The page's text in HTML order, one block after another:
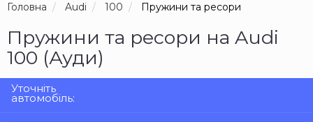
Головна Audi 100 Пружини та ресори
Пружини та ресори на Audi
100 (Ауди)
Уточніть
автомобіль: